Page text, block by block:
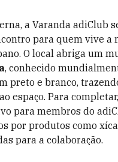
a Varanda adiClub
para quem vive a
O local abriga um
, conhecido
preto e branco,
espaço. Para
para membros do
por produtos como
para a colaboração.